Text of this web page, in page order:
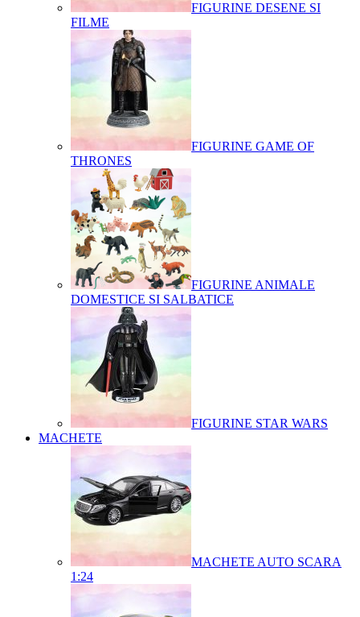
FIGURINE DESENE SI
FILME
FIGURINE GAME OF
THRONES
FIGURINE ANIMALE
DOMESTICE SI SALBATICE
FIGURINE STAR WARS
MACHETE
MACHETE AUTO SCARA
1:24